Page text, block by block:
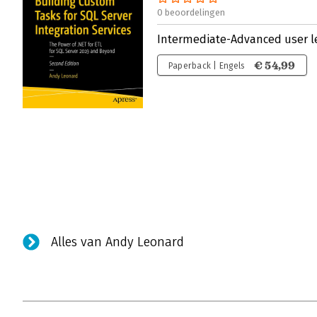
0 beoordelingen
Intermediate-Advanced user
Paperback | Engels € 54,99
Alles van Andy Leonard